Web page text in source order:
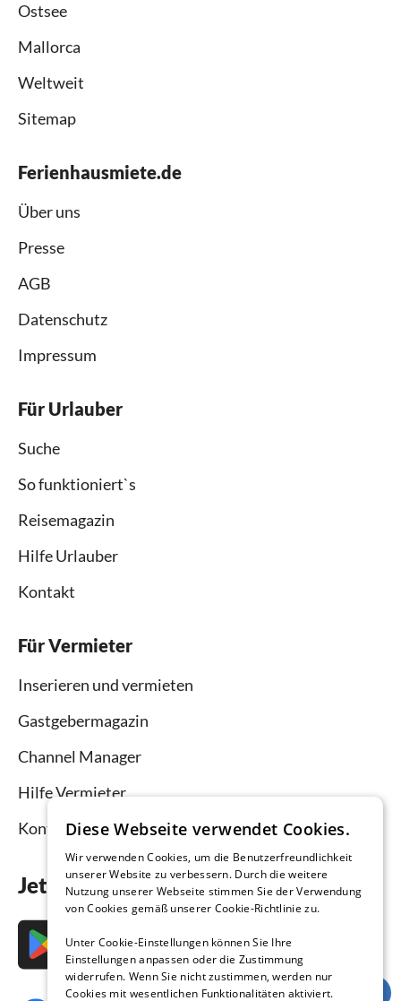
Ostsee
Mallorca
Weltweit
Sitemap
Ferienhausmiete.de
Über uns
Presse
AGB
Datenschutz
Impressum
Für Urlauber
Suche
So funktioniert`s
Reisemagazin
Hilfe Urlauber
Kontakt
Für Vermieter
Inserieren und vermieten
Gastgebermagazin
Channel Manager
Hilfe Vermieter
Kontakt
Jetzt die App downloaden
Diese Webseite verwendet Cookies.
Wir verwenden Cookies, um die Benutzerfreundlichkeit
unserer Website zu verbessern. Durch die weitere
Nutzung unserer Webseite stimmen Sie der Verwendung
von Cookies gemäß unserer Cookie-Richtlinie zu.
Unter Cookie-Einstellungen können Sie Ihre
Einstellungen anpassen oder die Zustimmung
widerrufen. Wenn Sie nicht zustimmen, werden nur
Cookies mit wesentlichen Funktionalitäten aktiviert.